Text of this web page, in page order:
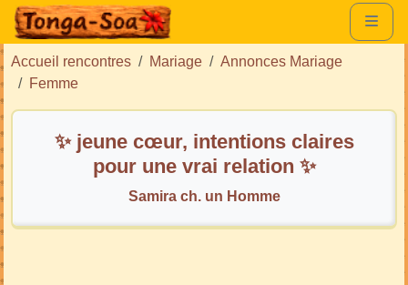
Accueil rencontres Mariage
Annonces Mariage
Femme
✨ jeune cœur, intentions claires
pour une vrai relation ✨
Samira ch. un Homme